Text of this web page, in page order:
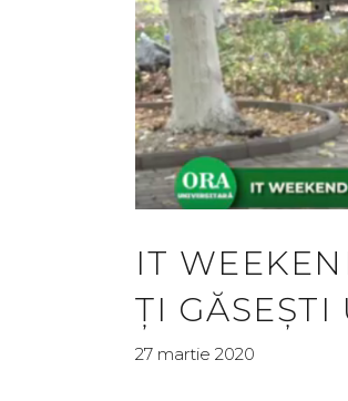
IT
ȚI
27 martie 2020